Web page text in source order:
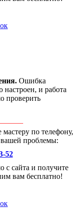
Ошибка
настроен, и работа
проверить
по телефону,
проблемы:
52
с сайта и получите
вам бесплатно!